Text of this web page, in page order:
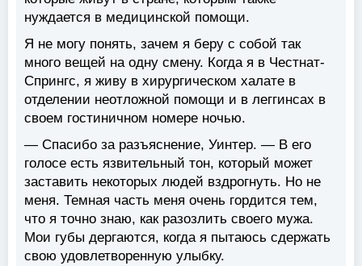
нуждается в медицинской помощи.
Я не могу понять, зачем я беру с собой так
много вещей на одну смену. Когда я в Честнат-
Спрингс, я живу в хирургическом халате в
отделении неотложной помощи и в леггинсах в
своем гостиничном номере ночью.
— Спасибо за разъяснение, Уинтер. — В его
голосе есть язвительный тон, который может
заставить некоторых людей вздрогнуть. Но не
меня. Темная часть меня очень гордится тем,
что я точно знаю, как разозлить своего мужа.
Мои губы дергаются, когда я пытаюсь сдержать
свою удовлетворенную улыбку.